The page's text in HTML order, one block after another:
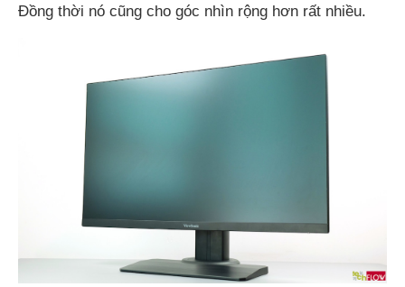
Đồng thời nó cũng cho góc nhìn rộng hơn rất nhiều.